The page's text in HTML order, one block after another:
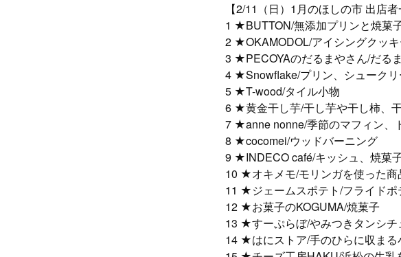
【2/11（日）1月のほしの市 出店者
1 ★BUTTON/無添加プリンと焼菓
2 ★OKAMODOL/アイシングクッ
3 ★PECOYAのだるまやさん/だるま
4 ★Snowflake/プリン、シュークリ
5 ★T-wood/タイル小物
6 ★黄金干し芋/干し芋や干し柿、
7 ★anne nonne/季節のマフィン、
8 ★cocomei/ウッドバーニング
9 ★INDECO café/キッシュ、焼菓
10 ★オキメモ/モリンガを使った商
11 ★ジェームスポテト/フライドポ
12 ★お菓子のKOGUMA/焼菓子
13 ★すーぷらぼ/やみつきタンシチ
14 ★はにストア/手のひらに収まる